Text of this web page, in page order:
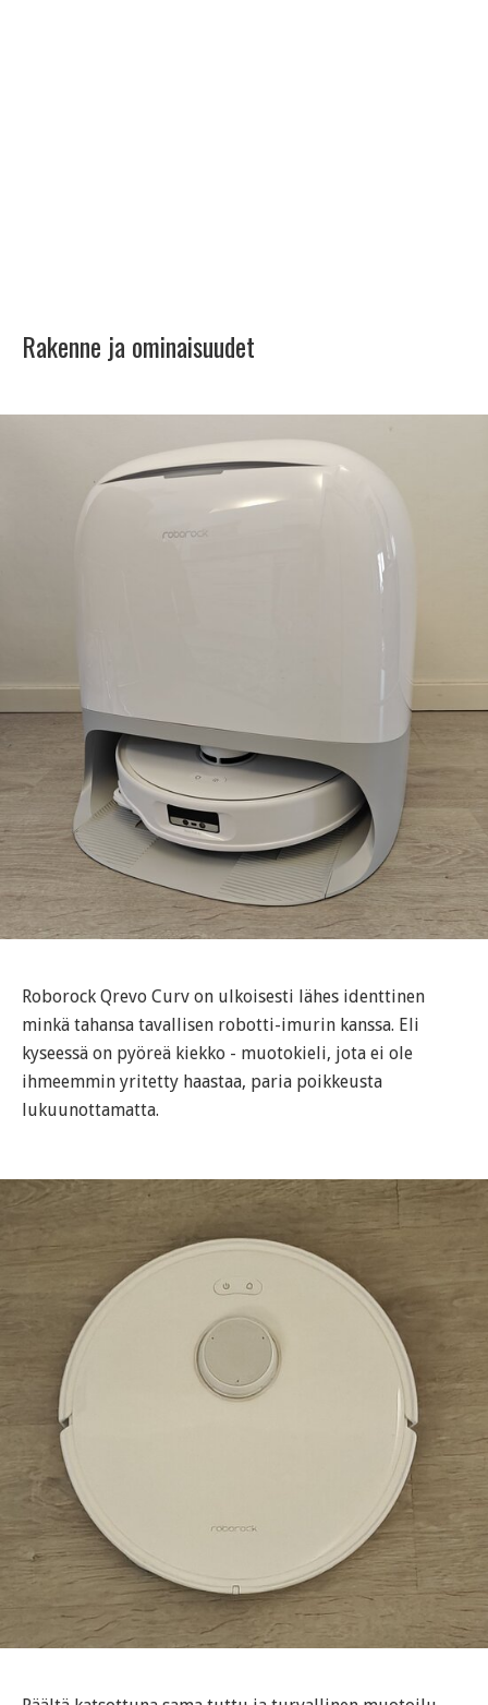
Rakenne ja ominaisuudet
Roborock Qrevo Curv on ulkoisesti lähes identtinen
minkä tahansa tavallisen robotti-imurin kanssa. Eli
kyseessä on pyöreä kiekko - muotokieli, jota ei ole
ihmeemmin yritetty haastaa, paria poikkeusta
lukuunottamatta.